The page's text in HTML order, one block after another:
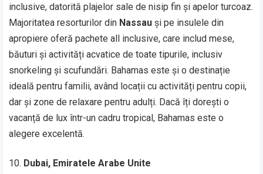
inclusive, datorită plajelor sale de nisip fin și apelor turcoaz.
Majoritatea resorturilor din Nassau și pe insulele din
apropiere oferă pachete all inclusive, care includ mese,
băuturi și activități acvatice de toate tipurile, inclusiv
snorkeling și scufundări. Bahamas este și o destinație
ideală pentru familii, având locații cu activități pentru copii,
dar și zone de relaxare pentru adulți. Dacă îți dorești o
vacanță de lux într-un cadru tropical, Bahamas este o
alegere excelentă.
Dubai, Emiratele Arabe Unite